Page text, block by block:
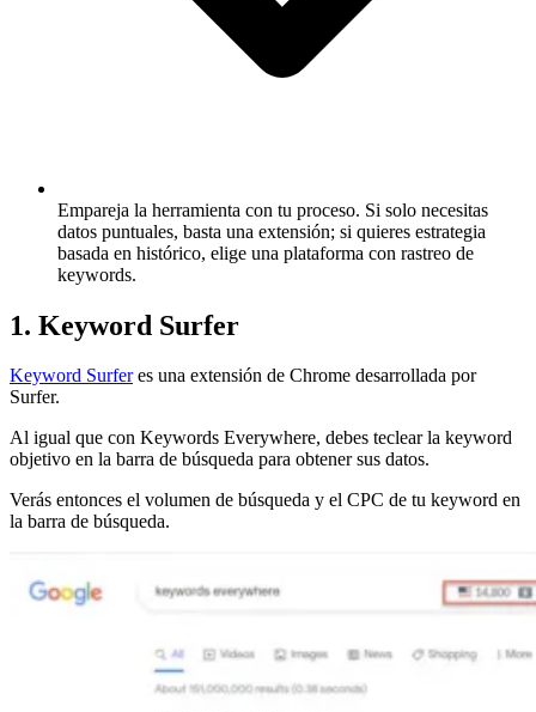
Empareja la herramienta con tu proceso. Si solo necesitas
datos puntuales, basta una extensión; si quieres estrategia
basada en histórico, elige una plataforma con rastreo de
keywords.
1. Keyword Surfer
Keyword Surferes una extensión de Chrome desarrollada por
Surfer.
Al igual que con Keywords Everywhere, debes teclear la keyword
objetivo en la barra de búsqueda para obtener sus datos.
Verás entonces el volumen de búsqueda y el CPC de tu keyword en
la barra de búsqueda.